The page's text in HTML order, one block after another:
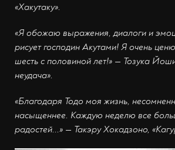
«Хакутаку».
«Я обожаю выражения, диалоги и
рисует господин Акутами! Я очень
шесть с половиной лет!» — Тозука
неудача».
«Благодаря Тодо моя жизнь,
насыщеннее. Каждую неделю все
радостей...» — Такэру Хокадзоно,